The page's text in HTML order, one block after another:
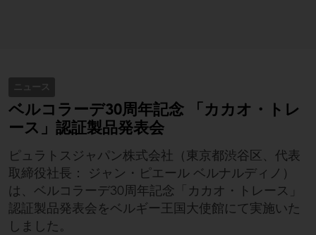
ニュース
ベルコラーデ30周年記念 「カカオ・トレ
ース」認証製品発表会
ピュラトスジャパン株式会社（東京都渋谷区、代表
取締役社長： ジャン・ピエール ベルナルディノ）
は、ベルコラーデ30周年記念「カカオ・トレース」
認証製品発表会をベルギー王国大使館にて実施いた
しました。